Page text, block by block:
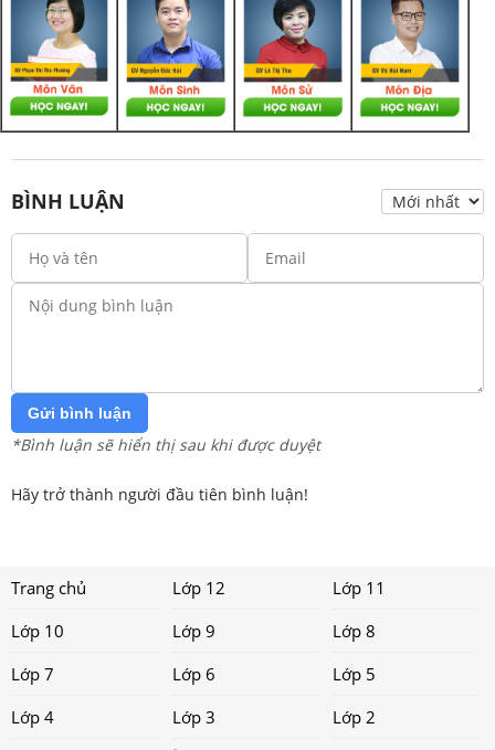
BÌNH LUẬN
Gửi bình luận
*Bình luận sẽ hiển thị sau khi được duyệt
Hãy trở thành người đầu tiên bình luận!
Trang chủ Lớp 12
Lớp 11
Lớp 10
Lớp 9
Lớp 8
Lớp 7
Lớp 6
Lớp 5
Lớp 4
Lớp 3
Lớp 2